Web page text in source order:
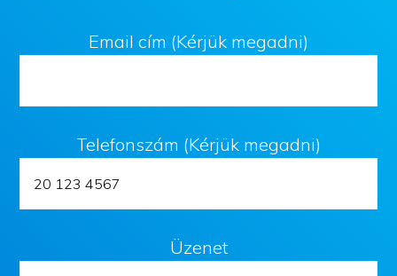
Email cím (Kérjük megadni)
Telefonszám (Kérjük megadni)
Üzenet